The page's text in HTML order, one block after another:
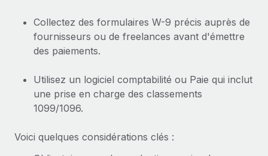
Collectez des formulaires W-9 précis auprès de
fournisseurs ou de freelances avant d'émettre
des paiements.
Utilisez un logiciel comptabilité ou Paie qui inclut
une prise en charge des classements
1099/1096.
Voici quelques considérations clés :